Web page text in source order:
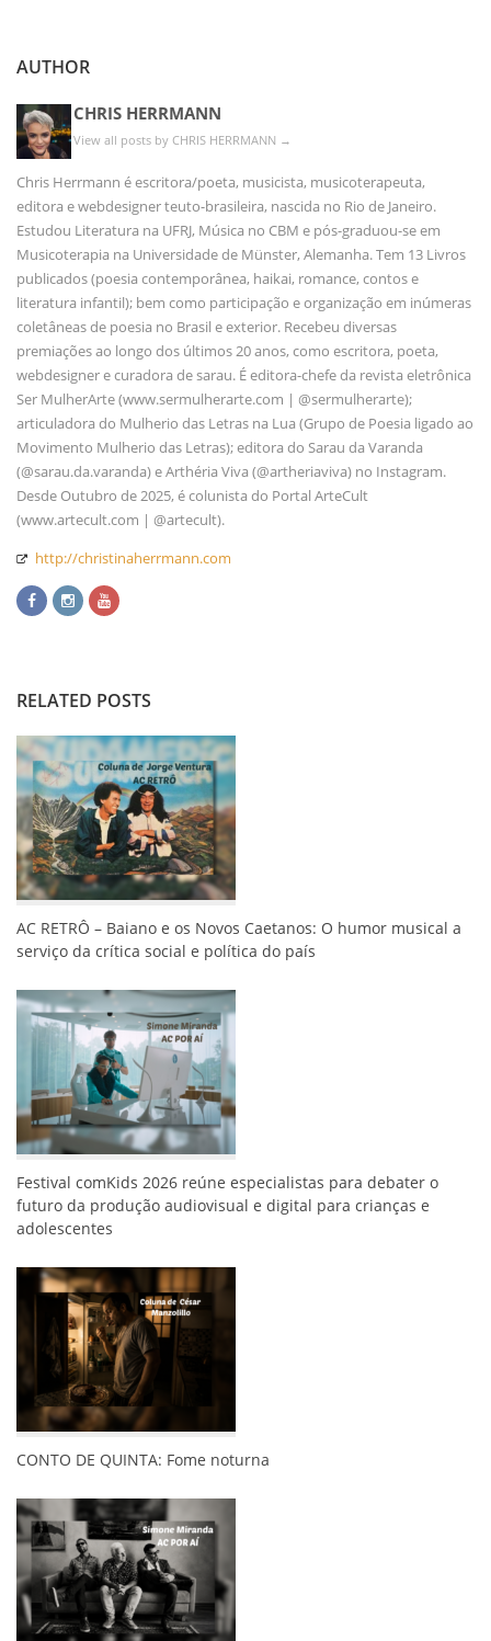
AUTHOR
CHRIS HERRMANN
View all posts by CHRIS HERRMANN →
Chris Herrmann é escritora/poeta, musicista, musicoterapeuta,
editora e webdesigner teuto-brasileira, nascida no Rio de Janeiro.
Estudou Literatura na UFRJ, Música no CBM e pós-graduou-se em
Musicoterapia na Universidade de Münster, Alemanha. Tem 13 Livros
publicados (poesia contemporânea, haikai, romance, contos e
literatura infantil); bem como participação e organização em inúmeras
coletâneas de poesia no Brasil e exterior. Recebeu diversas
premiações ao longo dos últimos 20 anos, como escritora, poeta,
webdesigner e curadora de sarau. É editora-chefe da revista eletrônica
Ser MulherArte (www.sermulherarte.com | @sermulherarte);
articuladora do Mulherio das Letras na Lua (Grupo de Poesia ligado ao
Movimento Mulherio das Letras); editora do Sarau da Varanda
(@sarau.da.varanda) e Arthéria Viva (@artheriaviva) no Instagram.
Desde Outubro de 2025, é colunista do Portal ArteCult
(www.artecult.com | @artecult).
http://christinaherrmann.com
RELATED POSTS
AC RETRÔ – Baiano e os Novos Caetanos: O humor musical a
serviço da crítica social e política do país
Festival comKids 2026 reúne especialistas para debater o
futuro da produção audiovisual e digital para crianças e
adolescentes
CONTO DE QUINTA: Fome noturna